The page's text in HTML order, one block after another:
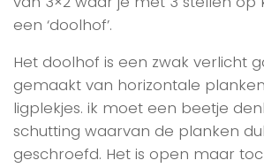
een ‘doolhof’.
Het doolhof is een zwak verlicht
gemaakt van horizontale
ligplekjes. ik moet een beetje
schutting waarvan de planken
geschroefd. Het is open maar